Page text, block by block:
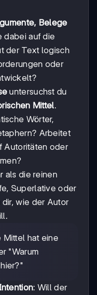
Belege
dabei auf die
der Text logisch
oder
untersuchst du
Mittel.
Wörter,
Arbeitet
Autoritäten oder
als die reinen
Superlative oder
wie der Autor
hat eine
"Warum
: Will der